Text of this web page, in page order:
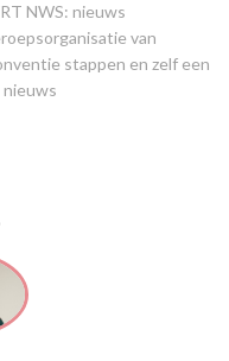
NWS: nieuws
van
stappen en zelf een
nieuws